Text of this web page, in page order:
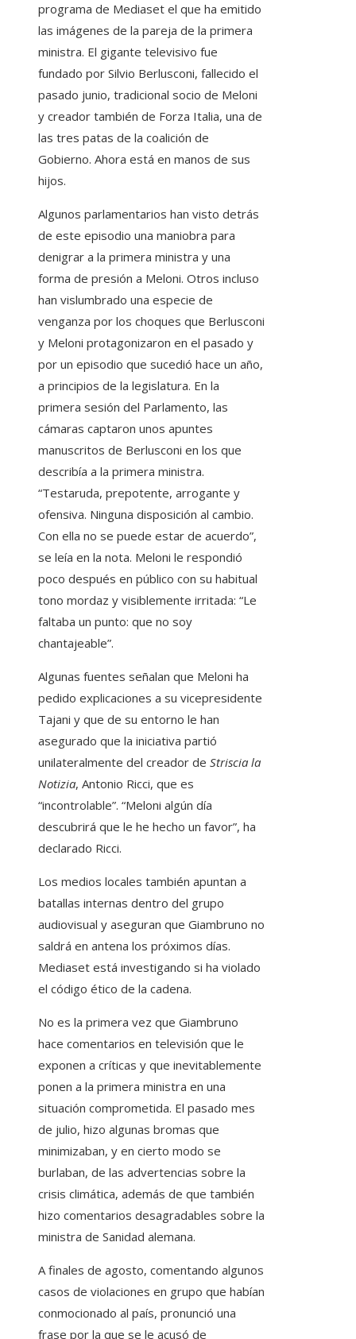
programa de Mediaset el que ha emitido
las imágenes de la pareja de la primera
ministra. El gigante televisivo fue
fundado por Silvio Berlusconi, fallecido el
pasado junio, tradicional socio de Meloni
y creador también de Forza Italia, una de
las tres patas de la coalición de
Gobierno. Ahora está en manos de sus
hijos.
Algunos parlamentarios han visto detrás
de este episodio una maniobra para
denigrar a la primera ministra y una
forma de presión a Meloni. Otros incluso
han vislumbrado una especie de
venganza por los choques que Berlusconi
y Meloni protagonizaron en el pasado y
por un episodio que sucedió hace un año,
a principios de la legislatura. En la
primera sesión del Parlamento, las
cámaras captaron unos apuntes
manuscritos de Berlusconi en los que
describía a la primera ministra.
“Testaruda, prepotente, arrogante y
ofensiva. Ninguna disposición al cambio.
Con ella no se puede estar de acuerdo”,
se leía en la nota. Meloni le respondió
poco después en público con su habitual
tono mordaz y visiblemente irritada: “Le
faltaba un punto: que no soy
chantajeable”.
Algunas fuentes señalan que Meloni ha
pedido explicaciones a su vicepresidente
Tajani y que de su entorno le han
asegurado que la iniciativa partió
unilateralmente del creador de Striscia la
Notizia, Antonio Ricci, que es
“incontrolable”. “Meloni algún día
descubrirá que le he hecho un favor”, ha
declarado Ricci.
Los medios locales también apuntan a
batallas internas dentro del grupo
audiovisual y aseguran que Giambruno no
saldrá en antena los próximos días.
Mediaset está investigando si ha violado
el código ético de la cadena.
No es la primera vez que Giambruno
hace comentarios en televisión que le
exponen a críticas y que inevitablemente
ponen a la primera ministra en una
situación comprometida. El pasado mes
de julio, hizo algunas bromas que
minimizaban, y en cierto modo se
burlaban, de las advertencias sobre la
crisis climática, además de que también
hizo comentarios desagradables sobre la
ministra de Sanidad alemana.
A finales de agosto, comentando algunos
casos de violaciones en grupo que habían
conmocionado al país, pronunció una
frase por la que se le acusó de